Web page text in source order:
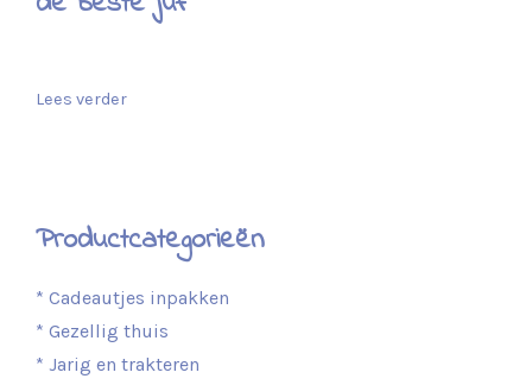
Lees verder
Productcategorieën
* Cadeautjes inpakken
* Gezellig thuis
* Jarig en trakteren